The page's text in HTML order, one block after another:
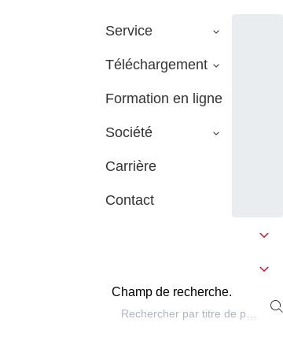
Service
Téléchargement
Formation en ligne
Société
Carrière
Contact
Champ de recherche.